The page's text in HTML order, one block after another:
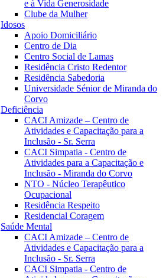
e à Vida Generosidade
Clube da Mulher
Idosos
Apoio Domiciliário
Centro de Dia
Centro Social de Lamas
Residência Cristo Redentor
Residência Sabedoria
Universidade Sénior de Miranda do
Corvo
Deficiência
CACI Amizade – Centro de
Atividades e Capacitação para a
Inclusão - Sr. Serra
CACI Simpatia - Centro de
Atividades para a Capacitação e
Inclusão - Miranda do Corvo
NTO - Núcleo Terapêutico
Ocupacional
Residência Respeito
Residencial Coragem
Saúde Mental
CACI Amizade – Centro de
Atividades e Capacitação para a
Inclusão - Sr. Serra
CACI Simpatia - Centro de